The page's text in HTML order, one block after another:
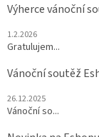
Výherce vánoční
1.2.2026
Gratulujem...
Vánoční soutěž
26.12.2025
Vánoční so...